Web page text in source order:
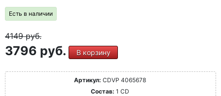
Есть в наличии
4149руб.
3796 руб. В корзину
Артикул: CDVP 4065678
Состав: 1 CD